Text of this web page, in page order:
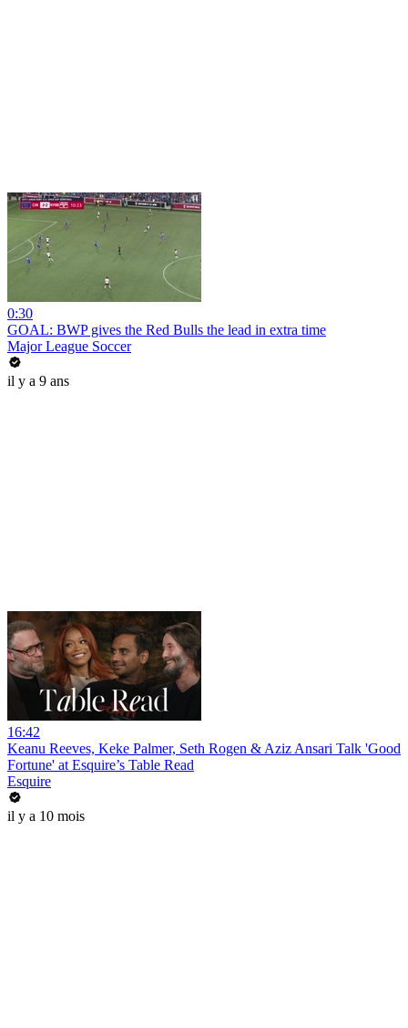
0:30
GOAL: BWP gives the Red Bulls the lead in extra time
Major League Soccer
il y a 9 ans
16:42
Keanu Reeves, Keke Palmer, Seth Rogen & Aziz Ansari Talk 'Good
Fortune' at Esquire’s Table Read
Esquire
il y a 10 mois